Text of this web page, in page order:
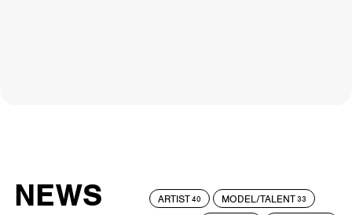
NEWS
ARTIST40 MODEL/TALENT33